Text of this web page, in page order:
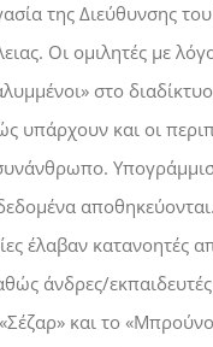
της Διεύθυνσης
Οι ομιλητές με
στο
υπάρχουν και οι
αποθηκεύονται.
έλαβαν κατανοητές
άνδρες/
και το